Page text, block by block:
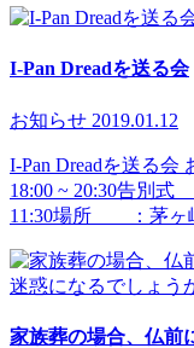
I-Pan Dreadを送る会
お知らせ 2019.01.12
I-Pan Dreadを送る
18:00 ~ 20:30告別
11:30場所 ：茅ヶ
家族葬の場合、仏前